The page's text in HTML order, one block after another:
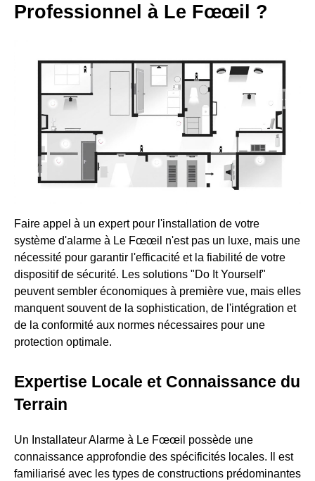
Professionnel à Le Fœœil ?
Faire appel à un expert pour l'installation de votre
système d'alarme à Le Fœœil n'est pas un luxe, mais une
nécessité pour garantir l'efficacité et la fiabilité de votre
dispositif de sécurité. Les solutions "Do It Yourself"
peuvent sembler économiques à première vue, mais elles
manquent souvent de la sophistication, de l'intégration et
de la conformité aux normes nécessaires pour une
protection optimale.
Expertise Locale et Connaissance du
Terrain
Un Installateur Alarme à Le Fœœil possède une
connaissance approfondie des spécificités locales. Il est
familiarisé avec les types de constructions prédominantes